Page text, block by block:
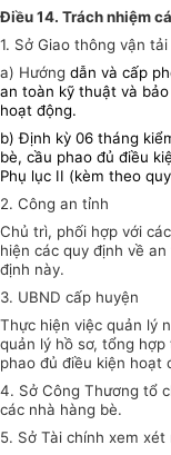
Điều 14. Trách nhiệm
1. Sở Giao thông vận tải
a) Hướng dẫn và cấp
an toàn kỹ thuật và
hoạt động.
b) Định kỳ 06 tháng
bè, cầu phao đủ điều
Phụ lục II (kèm theo
2. Công an tỉnh
Chủ trì, phối hợp với
hiện các quy định về
định này.
3. UBND cấp huyện
Thực hiện việc quản lý
quản lý hồ sơ, tổng
phao đủ điều kiện hoạt
4. Sở Công Thương tổ
các nhà hàng bè.
5. Sở Tài chính xem